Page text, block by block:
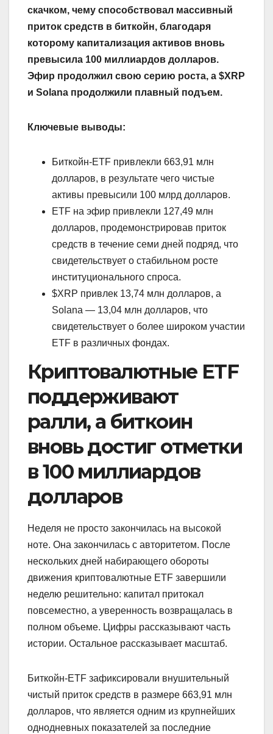
скачком, чему способствовал массивный
приток средств в биткойн, благодаря
которому капитализация активов вновь
превысила 100 миллиардов долларов.
Эфир продолжил свою серию роста, а $XRP
и Solana продолжили плавный подъем.
Ключевые выводы:
Биткойн-ETF привлекли 663,91 млн
долларов, в результате чего чистые
активы превысили 100 млрд долларов.
ETF на эфир привлекли 127,49 млн
долларов, продемонстрировав приток
средств в течение семи дней подряд, что
свидетельствует о стабильном росте
институционального спроса.
$XRP привлек 13,74 млн долларов, а
Solana — 13,04 млн долларов, что
свидетельствует о более широком участии
ETF в различных фондах.
Криптовалютные ETF
поддерживают
ралли, а биткоин
вновь достиг отметки
в 100 миллиардов
долларов
Неделя не просто закончилась на высокой
ноте. Она закончилась с авторитетом. После
нескольких дней набирающего обороты
движения криптовалютные ETF завершили
неделю решительно: капитал притокал
повсеместно, а уверенность возвращалась в
полном объеме. Цифры рассказывают часть
истории. Остальное рассказывает масштаб.
Биткойн-ETF зафиксировали внушительный
чистый приток средств в размере 663,91 млн
долларов, что является одним из крупнейших
однодневных показателей за последние